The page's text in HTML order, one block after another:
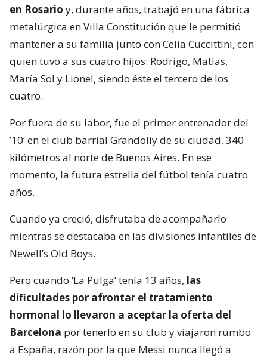
en Rosario y, durante años, trabajó en una fábrica
metalúrgica en Villa Constitución que le permitió
mantener a su familia junto con Celia Cuccittini, con
quien tuvo a sus cuatro hijos: Rodrigo, Matías,
María Sol y Lionel, siendo éste el tercero de los
cuatro.
Por fuera de su labor, fue el primer entrenador del
’10’ en el club barrial Grandoliy de su ciudad, 340
kilómetros al norte de Buenos Aires. En ese
momento, la futura estrella del fútbol tenía cuatro
años.
Cuando ya creció, disfrutaba de acompañarlo
mientras se destacaba en las divisiones infantiles de
Newell’s Old Boys.
Pero cuando ‘La Pulga’ tenía 13 años, las
dificultades por afrontar el tratamiento
hormonal lo llevaron a aceptar la oferta del
Barcelona por tenerlo en su club y viajaron rumbo
a España, razón por la que Messi nunca llegó a